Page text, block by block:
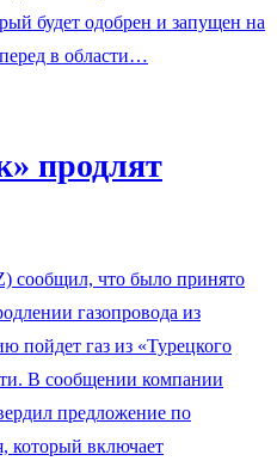
будет одобрен и запущен на
в области…
продлят
сообщил, что было принято
газопровода из
пойдет газ из «Турецкого
В сообщении компании
предложение по
который включает